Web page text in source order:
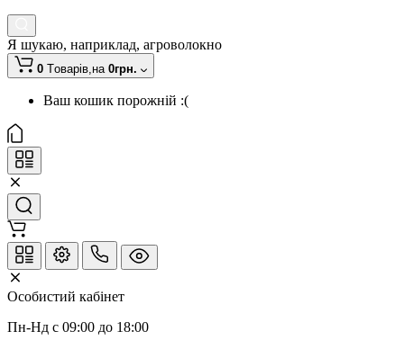
Я шукаю, наприклад, агроволокно
0 Tоварів,на 0грн.
Ваш кошик порожній :(
Особистий кабінет
Пн-Нд с 09:00 до 18:00